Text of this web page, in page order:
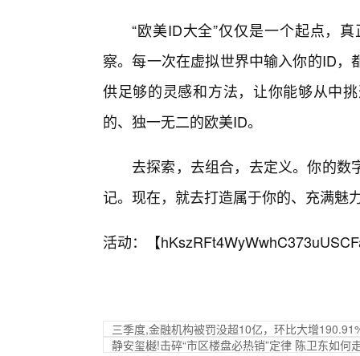
“欧美ID大全”仅仅是一个起点，
察。每一次在虚拟世界中输入你的ID
供足够的灵感和方法，让你能够从中
的、独一无二的欧美ID。
去探索，去组合，去定义。你的
记。现在，就去打造属于你的、充满魅
活动：【
三季度,金融机构被罚没超10亿，环比大增
静安玺樾!击碎“市区楼盘必热销”定律 陈卫东如何